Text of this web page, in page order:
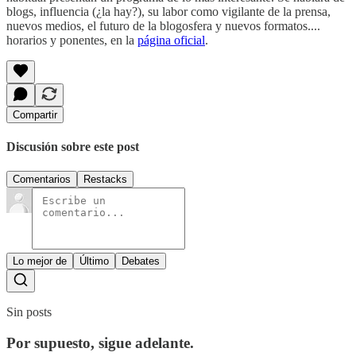
blogs, influencia (¿la hay?), su labor como vigilante de la prensa,
nuevos medios, el futuro de la blogosfera y nuevos formatos....
horarios y ponentes, en la página oficial.
Compartir
Discusión sobre este post
Comentarios Restacks
Lo mejor de Último Debates
Sin posts
Por supuesto, sigue adelante.